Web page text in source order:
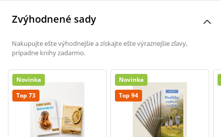
Zvýhodnené sady
Nakupujte ešte výhodnejšie a získajte ešte výraznejšie zľavy,
prípadne knihy zadarmo.
Novinka
Top 73
Novinka
Top 94